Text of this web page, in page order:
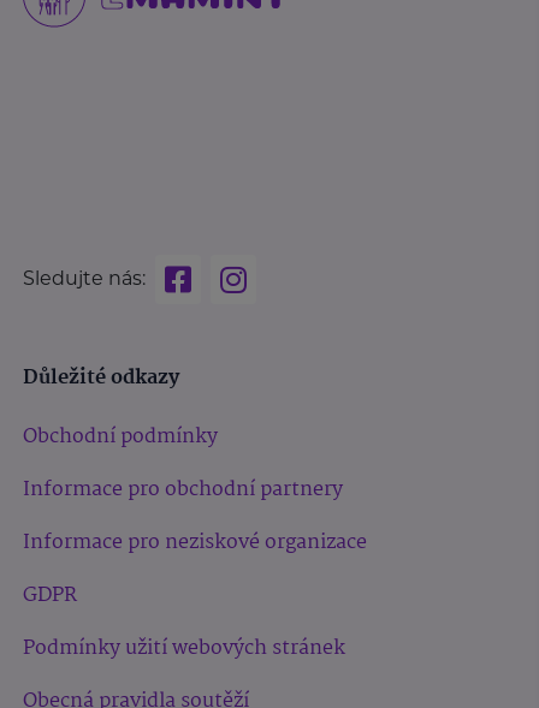
Sledujte nás:
Důležité odkazy
Obchodní podmínky
Informace pro obchodní partnery
Informace pro neziskové organizace
GDPR
Podmínky užití webových stránek
Obecná pravidla soutěží